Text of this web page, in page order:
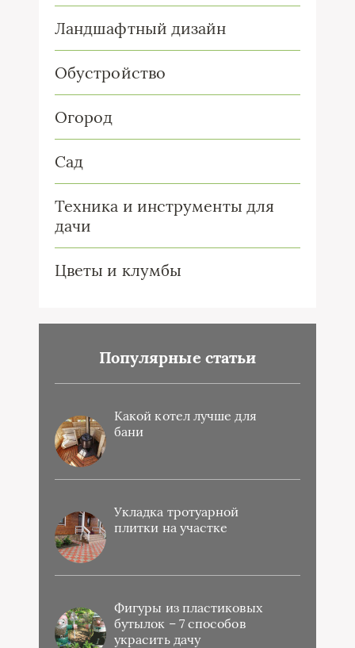
Ландшафтный дизайн
Обустройство
Огород
Сад
Техника и инструменты для
дачи
Цветы и клумбы
Популярные статьи
Какой котел лучше для
бани
Укладка тротуарной
плитки на участке
Фигуры из пластиковых
бутылок – 7 способов
украсить дачу